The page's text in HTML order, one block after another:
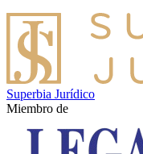
Superbia Jurídico
Miembro de